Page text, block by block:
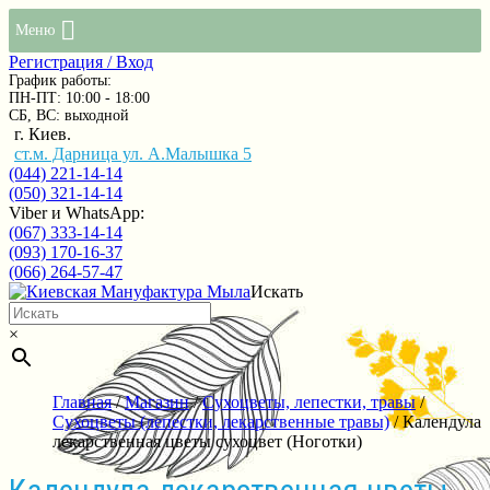
Меню
Регистрация / Вход
График работы:
ПН-ПТ: 10:00 - 18:00
СБ, ВС: выходной
г. Киев.
ст.м. Дарница ул. А.Малышка 5
(044) 221-14-14
(050) 321-14-14
Viber и WhatsApp:
(067) 333-14-14
(093) 170-16-37
(066) 264-57-47
Искать
×
Главная/Магазин/Сухоцветы, лепестки, травы/
Сухоцветы (лепестки, лекарственные травы)/ Календула
лекарственная цветы сухоцвет (Ноготки)